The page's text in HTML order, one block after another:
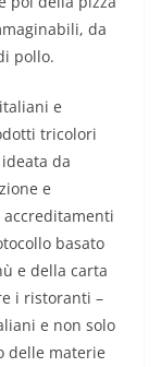
da
pollo.
e
tricolori
da
e
basato
e della carta
i ristoranti –
e non solo
delle materie